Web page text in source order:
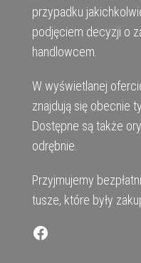
przypadku
podjęciem decyzji o
handlowcem.
W wyświetlanej
znajdują się obecnie
Dostępne są także
odrębnie.
Przyjmujemy
tusze, które były
Facebook